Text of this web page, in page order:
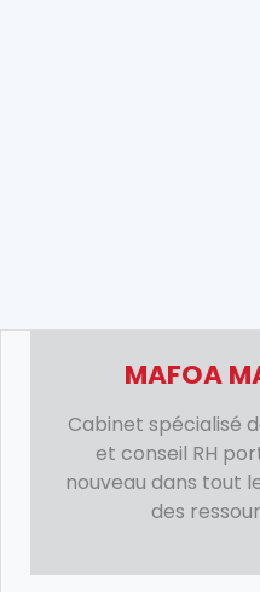
MAFOA
Cabinet spécialisé
et conseil RH
nouveau dans tout
des